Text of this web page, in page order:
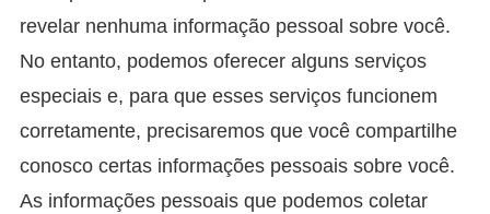
revelar nenhuma informação pessoal sobre você.
No entanto, podemos oferecer alguns serviços
especiais e, para que esses serviços funcionem
corretamente, precisaremos que você compartilhe
conosco certas informações pessoais sobre você.
As informações pessoais que podemos coletar